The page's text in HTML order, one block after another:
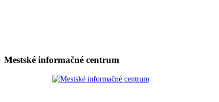
Mestské informačné centrum